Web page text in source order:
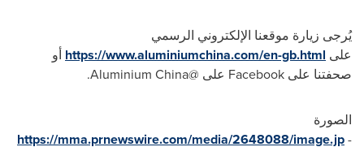
يُرجى زيارة موقعنا الإلكتروني الرسمي
على https://www.aluminiumchina.com/en-gb.html أو
صحفتنا على Facebook على @Aluminium China.
الصورة
-
https://mma.prnewswire.com/media/2648088/image.jp